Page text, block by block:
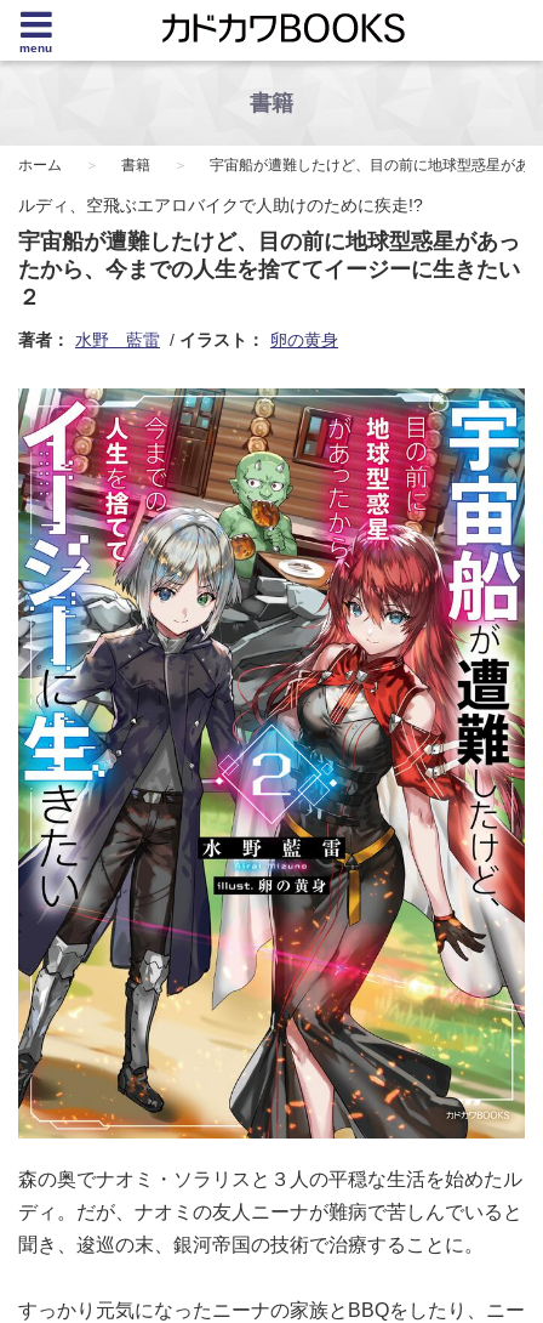
menu
書籍
ホーム 書籍 宇宙船が遭難したけど、目の前に地球型惑星があ
ルディ、空飛ぶエアロバイクで人助けのために疾走!?
宇宙船が遭難したけど、目の前に地球型惑星があっ
たから、今までの人生を捨ててイージーに生きたい
２
著者： 水野 藍雷 イラスト： 卵の黄身
森の奥でナオミ・ソラリスと３人の平穏な生活を始めたル
ディ。だが、ナオミの友人ニーナが難病で苦しんでいると
聞き、逡巡の末、銀河帝国の技術で治療することに。
すっかり元気になったニーナの家族とBBQをしたり、ニー